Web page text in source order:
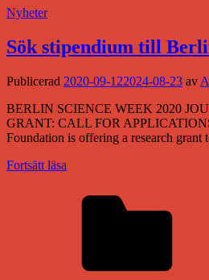
Nyheter
Sök stipendium till
Publicerad 2020-09-122024-08-23 av
BERLIN SCIENCE WEEK 2020
GRANT: CALL FOR
Foundation is offering a research grant
Fortsätt läsa